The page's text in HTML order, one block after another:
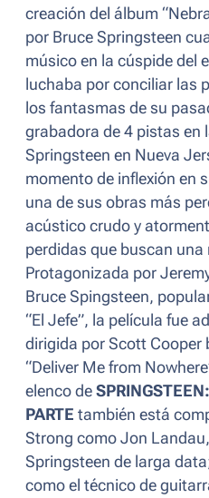
creación del álbum
por Bruce Springsteen
músico en la cúspide del
luchaba por conciliar las
los fantasmas de su
grabadora de 4 pistas en
Springsteen en Nueva
momento de inflexión en
una de sus obras más
acústico crudo y
perdidas que buscan una
Protagonizada por
Bruce Spingsteen,
“El Jefe”, la película fue
dirigida por Scott Cooper
“Deliver Me from
elenco de
PARTE también está
Strong como Jon
Springsteen de larga
como el técnico de